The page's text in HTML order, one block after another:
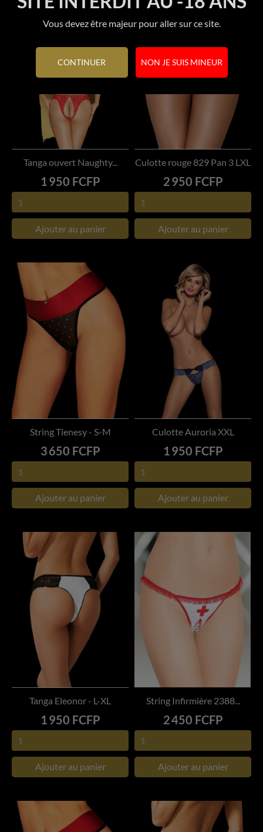
Vous devez être majeur pour aller sur ce site.
CONTINUER NON JE SUIS MINEUR
Tanga ouvert Naughty...
Prix
1 950 FCFP
Ajouter au panier
Culotte rouge 829 Pan 3 LXL
Prix
2 950 FCFP
Ajouter au panier
String Tienesy - S-M
Prix
3 650 FCFP
Ajouter au panier
Culotte Auroria XXL
Prix
1 950 FCFP
Ajouter au panier
Tanga Eleonor - L-XL
Prix
1 950 FCFP
Ajouter au panier
String Infirmière 2388...
Prix
2 450 FCFP
Ajouter au panier